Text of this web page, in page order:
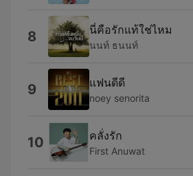
8 นี่คือรักแท้ใช่ไหม
นนท์ ธนนท์
9 แฟนดีดี
noey senorita
10 คลั่งรัก
First Anuwat